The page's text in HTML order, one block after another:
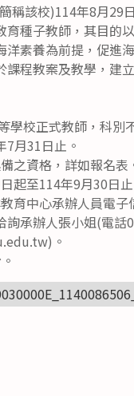
稱該校)114年8月29
育種子教師，其目的
洋素養為前提，促進
課程教案及教學，建
學校正式教師，科別
月31日止。
之資格，詳如報名表
起至114年9月30
育中心承辦人員電子
承辦人張小姐(電話
。